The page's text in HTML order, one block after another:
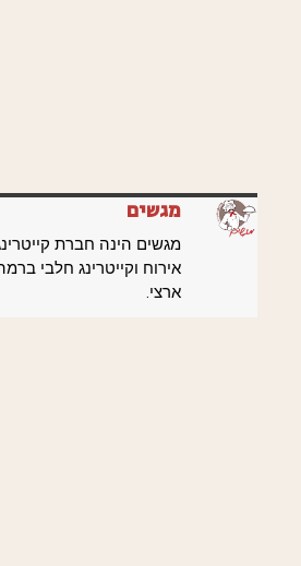
מגשים
מגשים הינה חברת
אירוח וקייטרינג חלבי
ארצי.